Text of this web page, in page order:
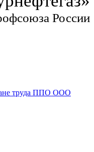
России
труда ППО ООО